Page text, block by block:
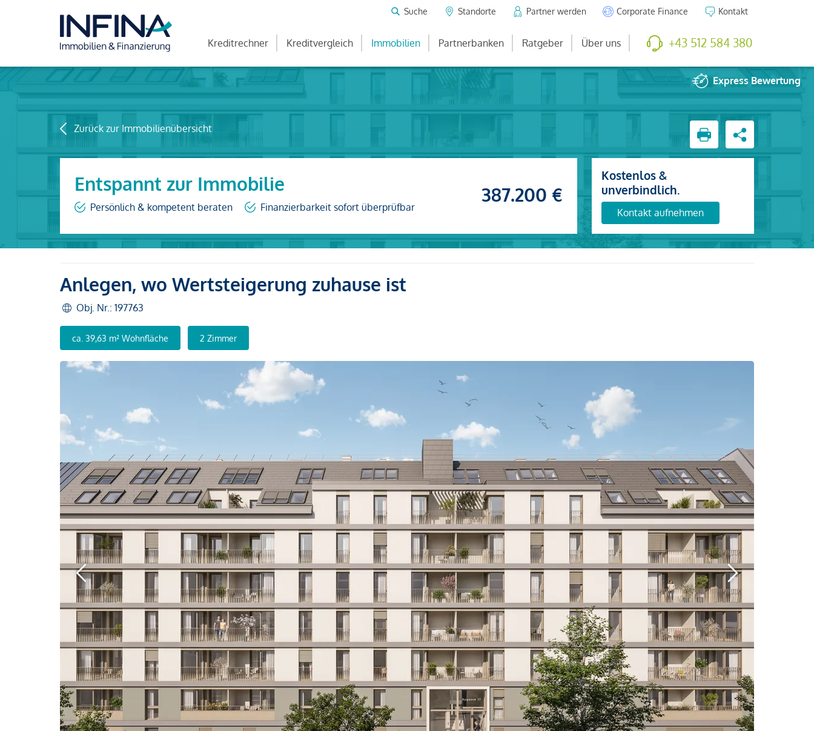
Suche Standorte Partner werden Corporate Finance Kontakt
Kreditrechner Kreditvergleich Immobilien Partnerbanken Ratgeber Über uns +43 512 584 380
Express Bewertung
Zurück zur Immobilienübersicht
Entspannt zur Immobilie
Persönlich & kompetent beraten Finanzierbarkeit sofort überprüfbar
387.200 €
Kostenlos &
unverbindlich.
Kontakt aufnehmen
Anlegen, wo Wertsteigerung zuhause ist
Obj. Nr.: 197763
ca. 39,63 m² Wohnfläche 2 Zimmer